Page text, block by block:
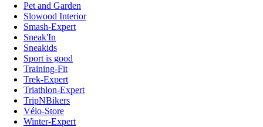
Pet and Garden
Slowood Interior
Smash-Expert
Sneak'In
Sneakids
Sport is good
Training-Fit
Trek-Expert
Triathlon-Expert
TripNBikers
Vélo-Store
Winter-Expert